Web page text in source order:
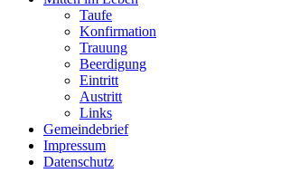
Taufe
Konfirmation
Trauung
Beerdigung
Eintritt
Austritt
Links
Gemeindebrief
Impressum
Datenschutz